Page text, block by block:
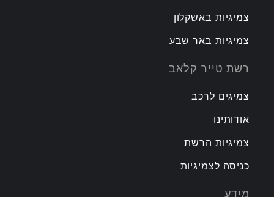
צמיגיות באשקלון
צמיגיות באר שבע
רשת טייר קלאב
צמיגים לרכב
אודותינו
צמיגיות הרשת
כניסה לצמיגיות
מידע